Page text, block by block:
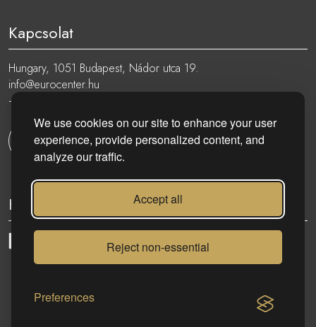
We use cookies on our site to enhance your user
experience, provide personalized content, and
analyze our traffic.
Accept all
Reject non-essential
Preferences
Kapcsolat
Hungary, 1051 Budapest, Nádor utca 19.
info@eurocenter.hu
+36 20 919 0005
Kapcsolatfelvétel
Kövess minket: